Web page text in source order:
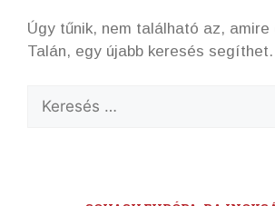
Úgy tűnik, nem található az, amire
Talán, egy újabb keresés segíthet.
Keresés: